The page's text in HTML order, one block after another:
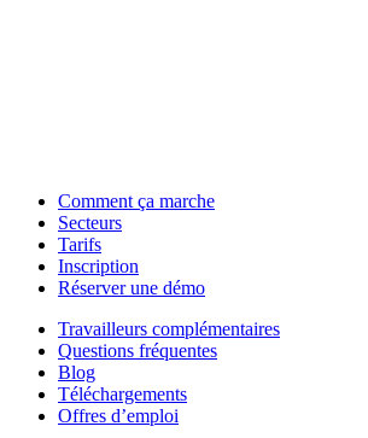
Comment ça marche
Secteurs
Tarifs
Inscription
Réserver une démo
Travailleurs complémentaires
Questions fréquentes
Blog
Téléchargements
Offres d’emploi